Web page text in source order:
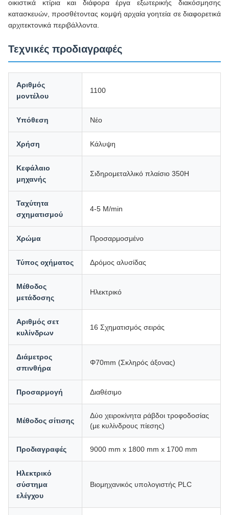
οικιστικά κτίρια και διάφορα έργα εξωτερικής διακόσμησης
κατασκευών, προσθέτοντας κομψή αρχαία γοητεία σε διαφορετικά
αρχιτεκτονικά περιβάλλοντα.
Τεχνικές προδιαγραφές
Αριθμός
μοντέλου
1100
Υπόθεση Νέο
Χρήση Κάλυψη
Κεφάλαιο
μηχανής
Σιδηρομεταλλικό πλαίσιο 350H
Ταχύτητα
σχηματισμού
4-5 M/min
Χρώμα Προσαρμοσμένο
Τύπος οχήματος Δρόμος αλυσίδας
Μέθοδος
μετάδοσης
Ηλεκτρικό
Αριθμός σετ
κυλίνδρων
16 Σχηματισμός σειράς
Διάμετρος
σπινθήρα
Φ70mm (Σκληρός άξονας)
Προσαρμογή Διαθέσιμο
Μέθοδος σίτισης
Δύο χειροκίνητα ράβδοι τροφοδοσίας
(με κυλίνδρους πίεσης)
Προδιαγραφές 9000 mm x 1800 mm x 1700 mm
Ηλεκτρικό
σύστημα
ελέγχου
Βιομηχανικός υπολογιστής PLC